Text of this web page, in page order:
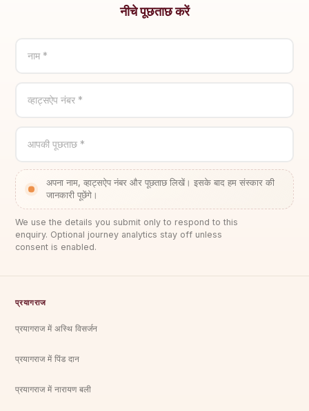
नीचे पूछताछ करें
नाम *
व्हाट्सऐप नंबर *
आपकी पूछताछ *
अपना नाम, व्हाट्सऐप नंबर और पूछताछ लिखें। इसके बाद हम संस्कार की
जानकारी पूछेंगे।
We use the details you submit only to respond to this
enquiry. Optional journey analytics stay off unless
consent is enabled.
प्रयागराज
प्रयागराज में अस्थि विसर्जन
प्रयागराज में पिंड दान
प्रयागराज में नारायण बली